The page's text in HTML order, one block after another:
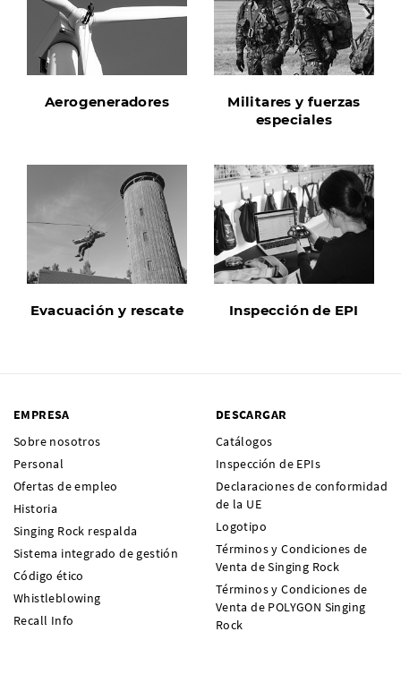
Aerogeneradores
Militares y fuerzas
especiales
Evacuación y rescate Inspección de EPI
EMPRESA
Sobre nosotros
Personal
Ofertas de empleo
Historia
Singing Rock respalda
Sistema integrado de gestión
Código ético
Whistleblowing
Recall Info
DESCARGAR
Catálogos
Inspección de EPIs
Declaraciones de conformidad
de la UE
Logotipo
Términos y Condiciones de
Venta de Singing Rock
Términos y Condiciones de
Venta de POLYGON Singing
Rock